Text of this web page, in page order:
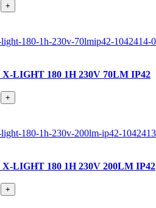
+
LIGHT 180 1H 230V 70LM IP42
+
LIGHT 180 1H 230V 200LM IP42
+